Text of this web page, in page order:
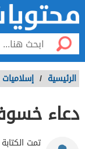
الرئيسية / إسلاميات
دعاء
تمت